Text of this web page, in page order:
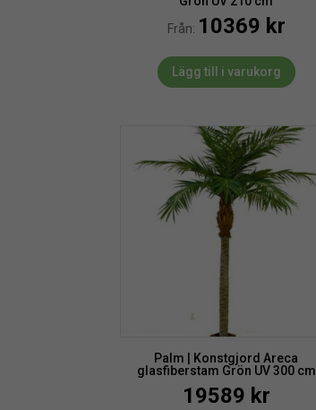
Från: 10369 kr
Lägg till i varukorg
Palm | Konstgjord Areca
glasfiberstam Grön UV 300 cm
19589 kr